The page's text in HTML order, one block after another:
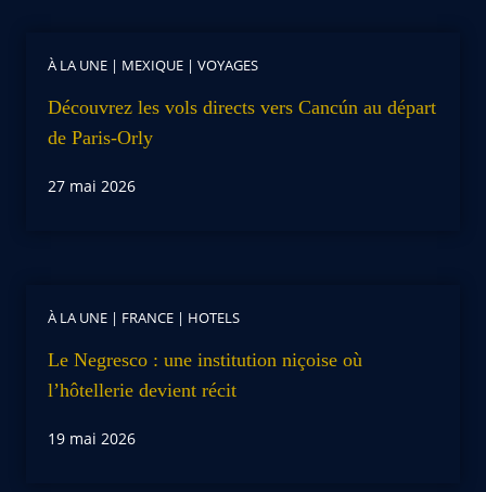
À LA UNE | MEXIQUE | VOYAGES
Découvrez les vols directs vers Cancún au départ
de Paris-Orly
27 mai 2026
À LA UNE | FRANCE | HOTELS
Le Negresco : une institution niçoise où
l’hôtellerie devient récit
19 mai 2026